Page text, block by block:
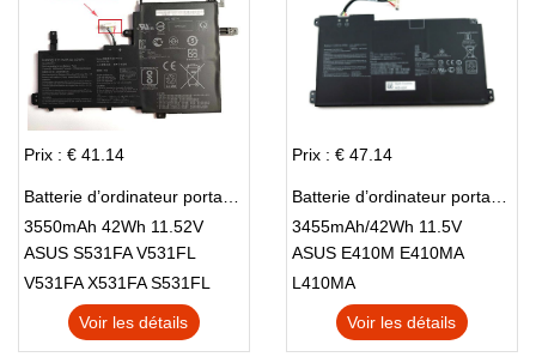
Prix : € 41.14
3550mAh 42Wh 11.52V
ASUS S531FA V531FL
V531FA X531FA S531FL
Voir les détails
Prix : € 47.14
3455mAh/42Wh 11.5V
ASUS E410M E410MA
L410MA
Voir les détails